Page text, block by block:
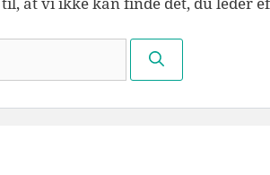
til, at vi ikke kan finde det, du leder